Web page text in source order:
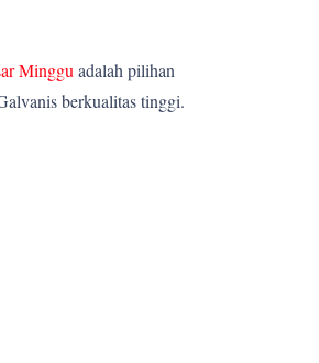
Minggu adalah pilihan
berkualitas tinggi.